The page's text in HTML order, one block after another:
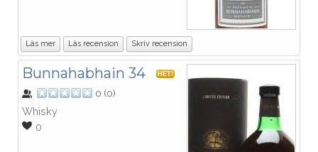
Läs mer Läs recension Skriv recension
Bunnahabhain 34 HET!
0 (0)
Whisky
0